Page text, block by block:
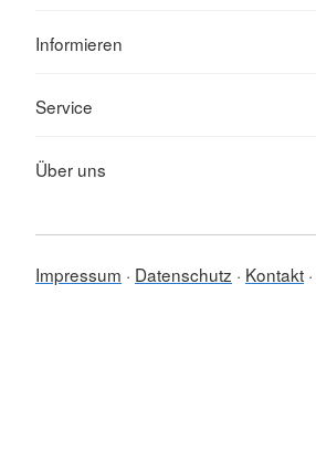
Informieren
Service
Über uns
Impressum Datenschutz Kontakt